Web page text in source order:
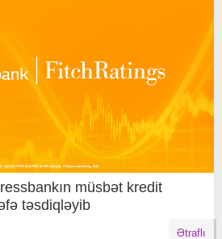
müsbət kredit
təsdiqləyib
Ətraflı